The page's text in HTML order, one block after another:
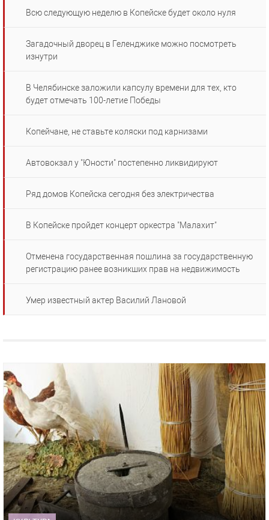
Всю следующую неделю в Копейске будет около нуля
Загадочный дворец в Геленджике можно посмотреть
изнутри
В Челябинске заложили капсулу времени для тех, кто
будет отмечать 100-летие Победы
Копейчане, не ставьте коляски под карнизами
Автовокзал у "Юности" постепенно ликвидируют
Ряд домов Копейска сегодня без электричества
В Копейске пройдет концерт оркестра "Малахит"
Отменена государственная пошлина за государственную
регистрацию ранее возникших прав на недвижимость
Умер известный актер Василий Лановой